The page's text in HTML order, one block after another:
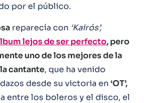
por el público.
reparecía con ‘Kairós’,
lejos de ser perfecto, pero
uno de los mejores de la
cantante, que ha venido
desde su victoria en ‘OT’,
entre los boleros y el disco, el